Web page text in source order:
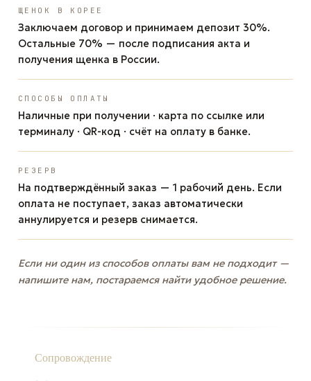
ЩЕНОК В КОРЕЕ
Заключаем договор и принимаем депозит 30%.
Остальные 70% — после подписания акта и
получения щенка в России.
СПОСОБЫ ОПЛАТЫ
Наличные при получении · карта по ссылке или
терминалу · QR-код · счёт на оплату в банке.
РЕЗЕРВ
На подтверждённый заказ — 1 рабочий день. Если
оплата не поступает, заказ автоматически
аннулируется и резерв снимается.
Если ни один из способов оплаты вам не подходит —
напишите нам, постараемся найти удобное решение.
Сопровождение